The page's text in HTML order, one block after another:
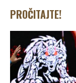
PROČITAJTE!